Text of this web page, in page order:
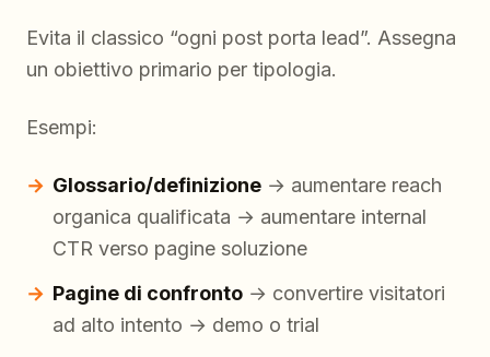
Evita il classico “ogni post porta lead”. Assegna
un obiettivo primario per tipologia.
Esempi:
Glossario/definizione → aumentare reach
organica qualificata → aumentare internal
CTR verso pagine soluzione
Pagine di confronto → convertire visitatori
ad alto intento → demo o trial